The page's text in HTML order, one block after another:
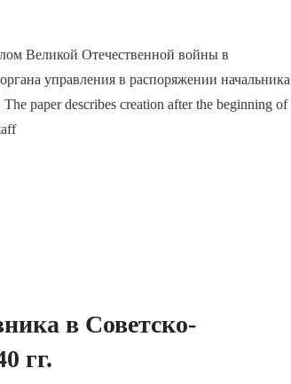
Великой Отечественной войны в
управления в распоряжении начальника
paper describes creation after the beginning of
в Советско-
гг.